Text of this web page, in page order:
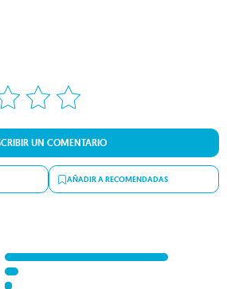
UN COMENTARIO
AÑADIR A RECOMENDADAS